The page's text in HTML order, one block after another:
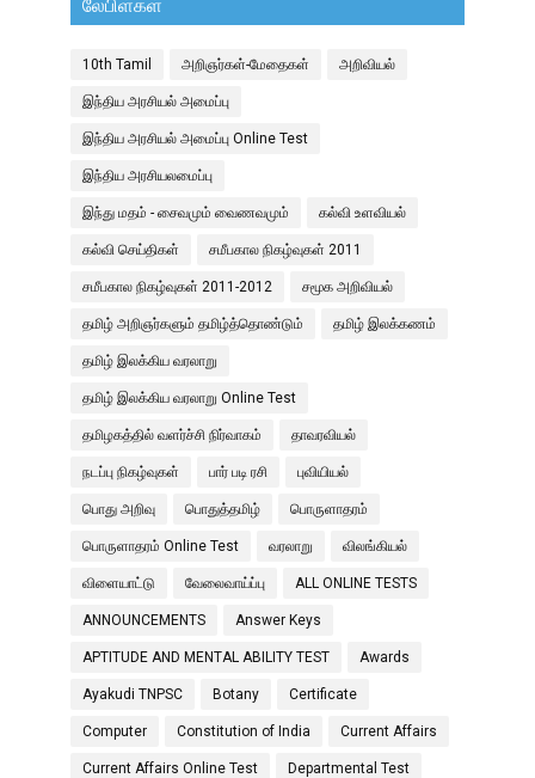
10th Tamil அறிஞர்கள்-மேதைகள் அறிவியல்
இந்திய அரசியல் அமைப்பு
இந்திய அரசியல் அமைப்பு Online Test
இந்திய அரசியலமைப்பு
இந்து மதம் - சைவமும் வைணவமும் கல்வி உளவியல்
கல்வி செய்திகள் சமீபகால நிகழ்வுகள் 2011
சமீபகால நிகழ்வுகள் 2011-2012 சமூக அறிவியல்
தமிழ் அறிஞர்களும் தமிழ்த்தொண்டும் தமிழ் இலக்கணம்
தமிழ் இலக்கிய வரலாறு
தமிழ் இலக்கிய வரலாறு Online Test
தமிழகத்தில் வளர்ச்சி நிர்வாகம் தாவரவியல்
நடப்பு நிகழ்வுகள் பார் படி ரசி புவியியல்
பொது அறிவு பொதுத்தமிழ் பொருளாதரம்
பொருளாதரம் Online Test வரலாறு விலங்கியல்
விளையாட்டு வேலைவாய்ப்பு ALL ONLINE TESTS
ANNOUNCEMENTS Answer Keys
APTITUDE AND MENTAL ABILITY TEST Awards
Ayakudi TNPSC Botany Certificate
Computer Constitution of India Current Affairs
Current Affairs Online Test Departmental Test